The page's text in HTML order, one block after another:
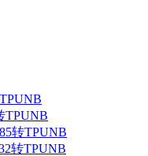
TPUNB
转TPUNB
转TPUNB